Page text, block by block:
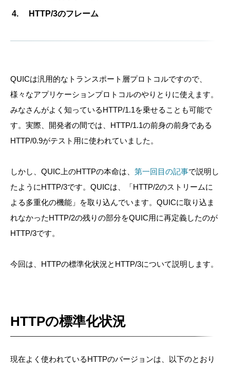
HTTP/3のフレーム
QUICは汎用的なトランスポート層プロトコルですので、
様々なアプリケーションプロトコルのやりとりに使えます。
みなさんがよく知っているHTTP/1.1を乗せることも可能で
す。実際、開発者の間では、HTTP/1.1の前身の前身である
HTTP/0.9がテスト用に使われていました。
しかし、QUIC上のHTTPの本命は、 第一回目の記事で説明し
たようにHTTP/3です。QUICは、「HTTP/2のストリームに
よる多重化の機能」を取り込んでいます。QUICに取り込ま
れなかったHTTP/2の残りの部分をQUIC用に再定義したのが
HTTP/3です。
今回は、HTTPの標準化状況とHTTP/3について説明します。
HTTPの標準化状況
現在よく使われているHTTPのバージョンは、以下のとおり